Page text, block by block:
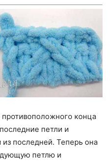
конца
петли и
последней. Теперь она
петлю и